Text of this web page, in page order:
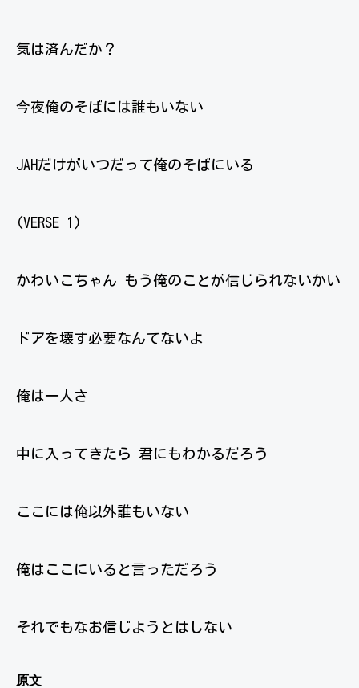
気は済んだか？
今夜俺のそばには誰もいない
JAHだけがいつだって俺のそばにいる
(VERSE 1)
かわいこちゃん もう俺のことが信じられないかい
ドアを壊す必要なんてないよ
俺は一人さ
中に入ってきたら 君にもわかるだろう
ここには俺以外誰もいない
俺はここにいると言っただろう
それでもなお信じようとはしない
原文